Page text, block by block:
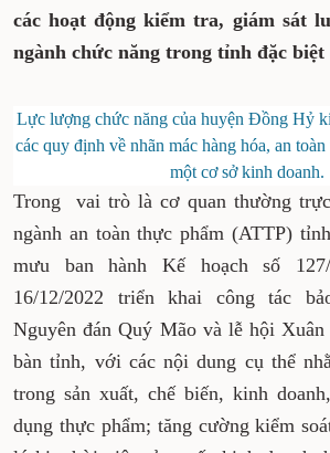
các hoạt động kiểm tra, giám sát
ngành chức năng trong tỉnh đặc biệt
Lực lượng chức năng của huyện Đồng Hỷ
các quy định về nhãn mác hàng hóa, an
một cơ sở kinh doanh.
Trong vai trò là cơ quan thường
ngành an toàn thực phẩm (ATTP)
mưu ban hành Kế hoạch số
16/12/2022 triển khai công tác
Nguyên đán Quý Mão và lễ hội
bàn tỉnh, với các nội dung cụ thể
trong sản xuất, chế biến, kinh
dụng thực phẩm; tăng cường kiểm